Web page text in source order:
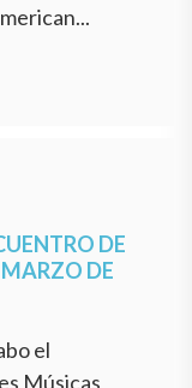
DE
DE
el
Músicas